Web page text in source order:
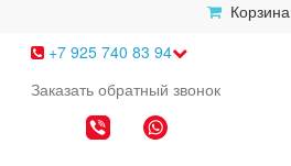
Корзина
+7 925 740 83 94
Заказать обратный звонок